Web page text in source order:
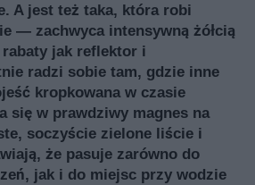
A jest też taka, która robi
— zachwyca intensywną żółcią
jak reflektor i
radzi sobie tam, gdzie inne
kropkowana w czasie
się w prawdziwy magnes na
soczyście zielone liście i
że pasuje zarówno do
jak i do miejsc przy wodzie